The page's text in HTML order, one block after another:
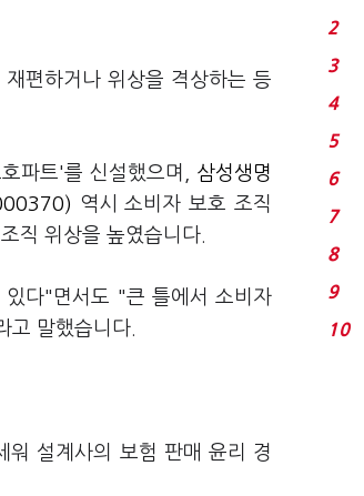
편하거나 위상을 격상하는 등
파트'를 신설했으며, 삼성생명
역시 소비자 보호 조직
직 위상을 높였습니다.
다"면서도 "큰 틀에서 소비자
고 말했습니다.
워 설계사의 보험 판매 윤리 경
2
3
4
5
6
7
8
9
10